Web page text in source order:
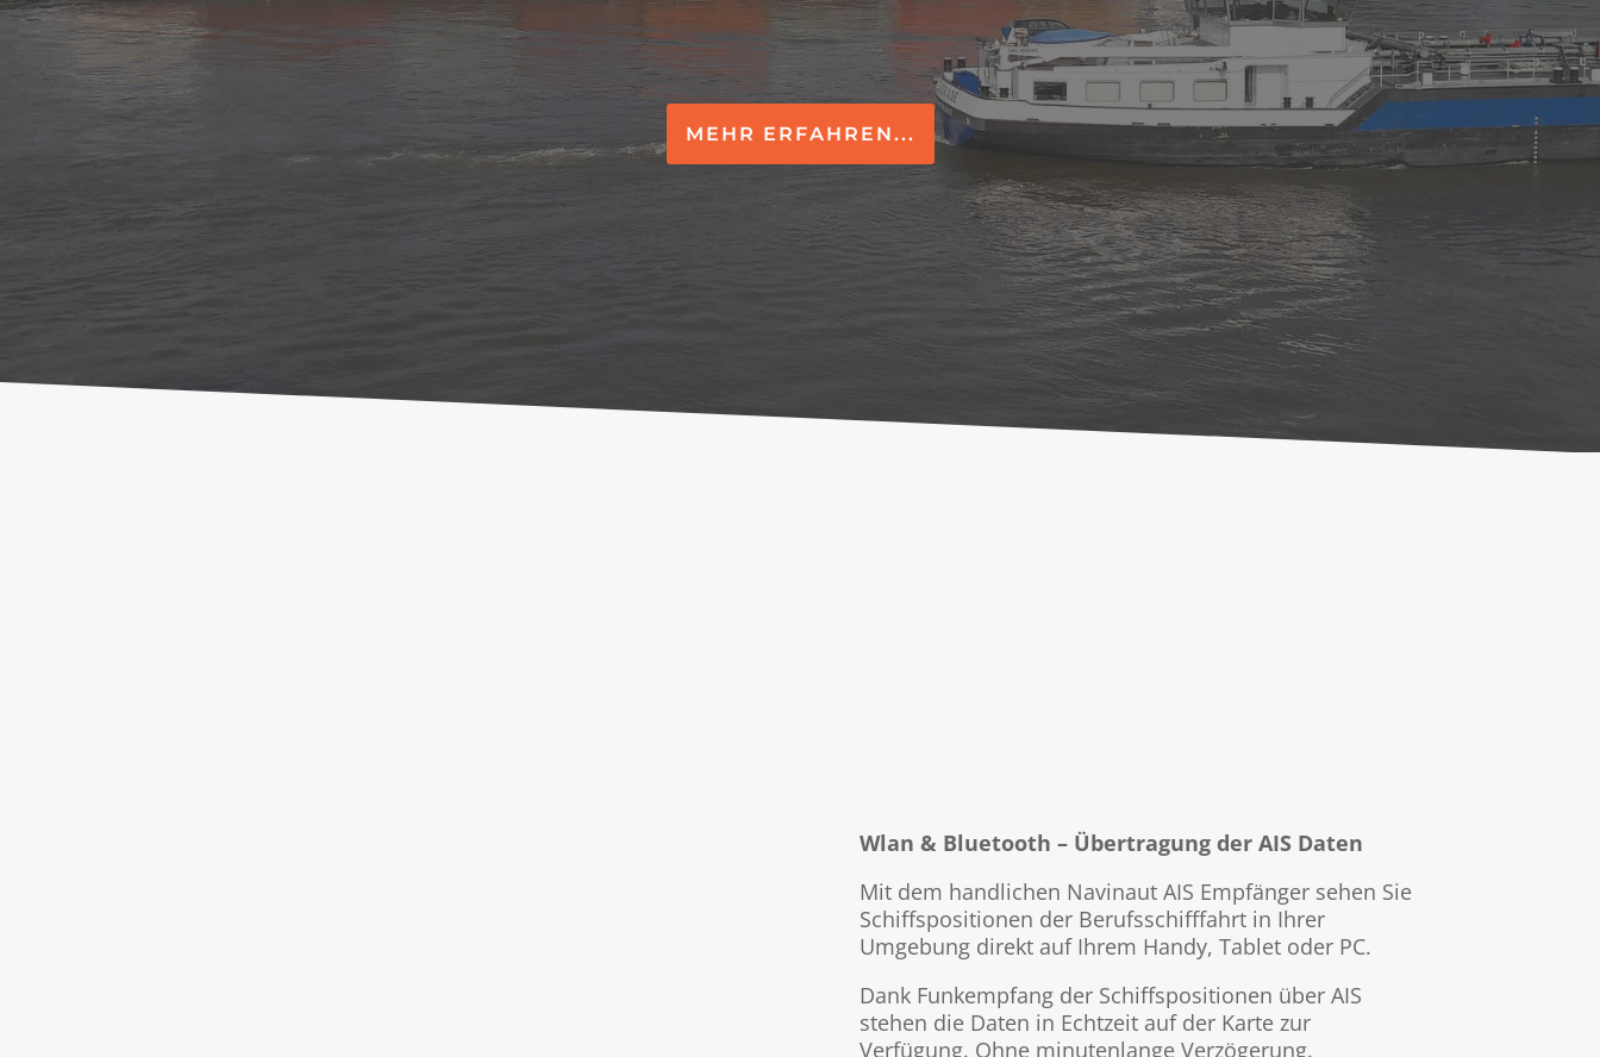
MEHR ERFAHREN...
Wlan & Bluetooth – Übertragung der AIS Daten
Mit dem handlichen Navinaut AIS Empfänger sehen Sie
Schiffspositionen der Berufsschifffahrt in Ihrer
Umgebung direkt auf Ihrem Handy, Tablet oder PC.
Dank Funkempfang der Schiffspositionen über AIS
stehen die Daten in Echtzeit auf der Karte zur
Verfügung. Ohne minutenlange Verzögerung.